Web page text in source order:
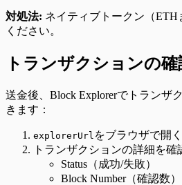
対処法: ネイティブトークン（ETH
ください。
トランザクションの確
送金後、Block Explorerでトランザ
きます：
explorerUrl をブラウザで開く
トランザクションの詳細を確
Status（成功/失敗）
Block Number（確認数）